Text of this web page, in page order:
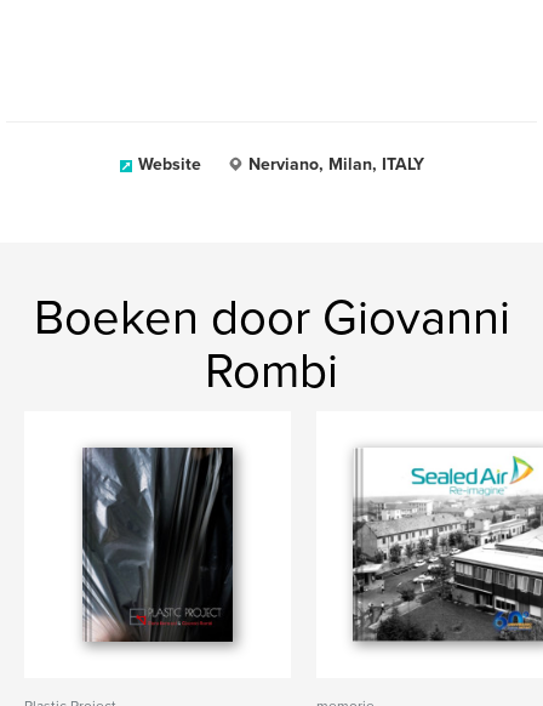
Website Nerviano, Milan, ITALY
Boeken door Giovanni
Rombi